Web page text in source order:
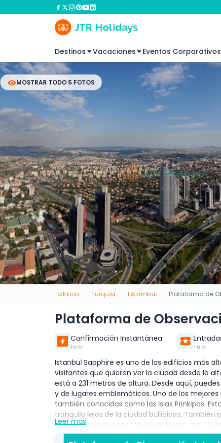
Destinos Vacaciones Eventos Corporativos
MOSTRAR TODO 5 FOTOS
Inicio Turquía Estambul Plataforma de
Plataforma de
Confirmación Instantánea
nulo nulo
Istanbul Sapphire es uno de los edificios más
visitantes que quieren ver la ciudad desde lo
está a 231 metros de altura. Desde aquí,
y de lugares emblemáticos. Uno de los
también conocidas como las Islas Prinkipos.
tranquilo lejos de la ciudad bulliciosa. También
importante que conecta el Mar Negro con el
asiático de Estambul y está siempre
Leer más